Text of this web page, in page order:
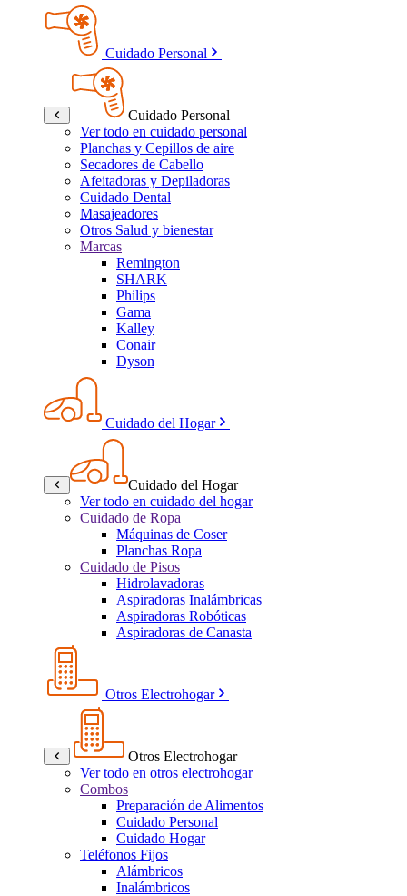
Cuidado Personal
Cuidado Personal
Ver todo en cuidado personal
Planchas y Cepillos de aire
Secadores de Cabello
Afeitadoras y Depiladoras
Cuidado Dental
Masajeadores
Otros Salud y bienestar
Marcas
Remington
SHARK
Philips
Gama
Kalley
Conair
Dyson
Cuidado del Hogar
Cuidado del Hogar
Ver todo en cuidado del hogar
Cuidado de Ropa
Máquinas de Coser
Planchas Ropa
Cuidado de Pisos
Hidrolavadoras
Aspiradoras Inalámbricas
Aspiradoras Robóticas
Aspiradoras de Canasta
Otros Electrohogar
Otros Electrohogar
Ver todo en otros electrohogar
Combos
Preparación de Alimentos
Cuidado Personal
Cuidado Hogar
Teléfonos Fijos
Alámbricos
Inalámbricos